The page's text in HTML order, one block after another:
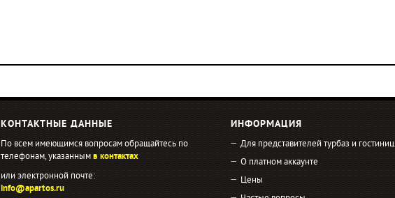
КОНТАКТНЫЕ ДАННЫЕ
По всем имеющимся вопросам обращайтесь по
телефонам, указаннымв контактах
или электронной почте:
info@apartos.ru
ИНФОРМАЦИЯ
Для представителей турбаз и гостиниц
О платном аккаунте
Цены